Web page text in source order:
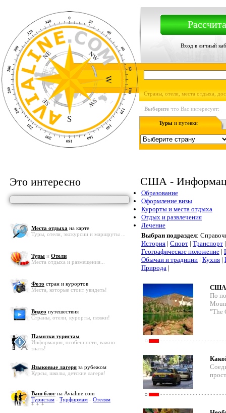
Вход в личный
Страны, отели, места отдыха,
Выберите что Вас интересует:
Туры и путевки
Это интересно
Места отдыха на карте
Туры, отели, экскурсии и маршруты ...
Туры и Отели
Места отдыха и размещения...
Фото стран и курортов
Места, которые стоит увидеть!
Видео путешествия
Страны, отели, курорты, пляжи!
Памятки туристам
Информация, особенности, важно
знать!
Языковые лагеря за рубежом
Курсы, школы, детские лагеря!
Ваш блог на Avialine.com
Туристам - Турфирмам - Отелям
США -
Образование
Оформление визы
Курорты и места отдыха
Отдых и развлечения
Лечение
Выбран подраздел:
История | Спорт | Транспорт
Географическое положение |
Обычаи и традиции | Кухня |
Природа |
США
По
"The